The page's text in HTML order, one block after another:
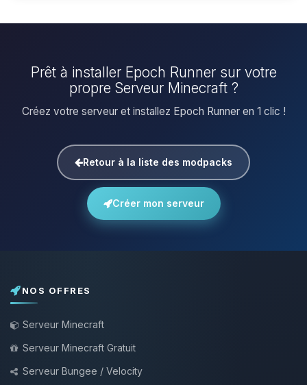
Prêt à installer Epoch Runner sur votre
propre Serveur Minecraft ?
Créez votre serveur et installez Epoch Runner en 1 clic !
Retour à la liste des modpacks
Créer mon serveur
NOS OFFRES
Serveur Minecraft
Serveur Minecraft Gratuit
Serveur Bungee / Velocity